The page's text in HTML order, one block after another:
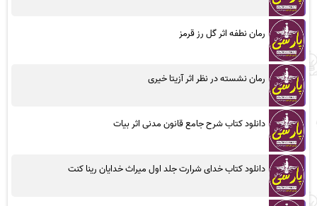
رمان نطفه اثر گل رز قرمز
رمان نشسته در نظر اثر آزیتا خیری
دانلود کتاب شرح جامع قانون مدنی اثر بیات
دانلود کتاب خدای شرارت جلد اول میراث خدایان رینا کنت